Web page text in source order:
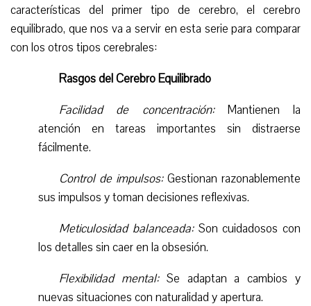
características del primer tipo de cerebro, el cerebro
equilibrado, que nos va a servir en esta serie para comparar
con los otros tipos cerebrales:
Rasgos del Cerebro Equilibrado
Facilidad de concentración:Mantienen la
atención en tareas importantes sin distraerse
fácilmente.
Control de impulsos: Gestionan razonablemente
sus impulsos y toman decisiones reflexivas.
Meticulosidad balanceada:Son cuidadosos con
los detalles sin caer en la obsesión.
Flexibilidad mental:Se adaptan a cambios y
nuevas situaciones con naturalidad y apertura.